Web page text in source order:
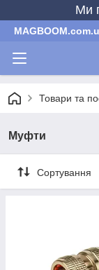
Ми
Товари та
Муфти
Сортування